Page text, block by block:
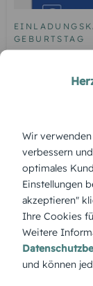
GEBURTSTAG
Parkuhr 60
ÜBERBLICK:
Teddytastisch
herzlich und
–
Wir
verbessern
optimales
Einstellungen
akzeptieren"
Ihre Cookies
Weitere
und können